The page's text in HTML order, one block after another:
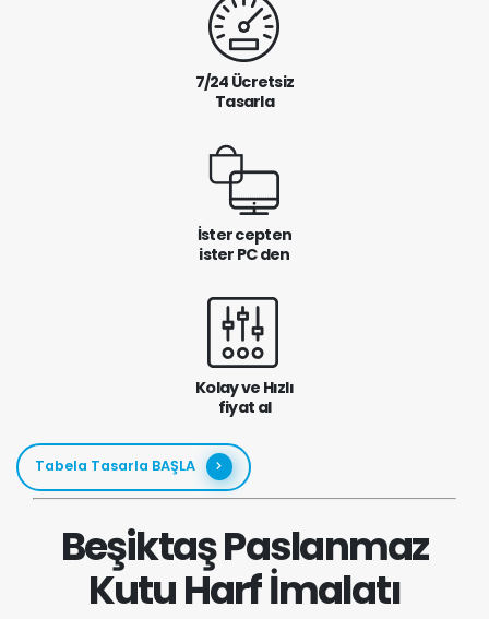
7/24 Ücretsiz
Tasarla
İster cepten
ister PC den
Kolay ve Hızlı
fiyat al
Tabela Tasarla BAŞLA
Beşiktaş Paslanmaz
Kutu Harf İmalatı